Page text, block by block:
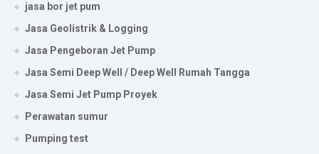
jasa bor jet pum
Jasa Geolistrik & Logging
Jasa Pengeboran Jet Pump
Jasa Semi Deep Well / Deep Well Rumah Tangga
Jasa Semi Jet Pump Proyek
Perawatan sumur
Pumping test